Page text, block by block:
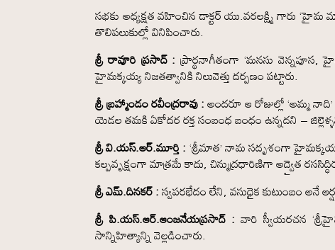
సభకు అధ్యక్షత వహించిన డాక్టర్‌ యు.వరలక్ష్మి గారు
తొలిపలుకుల్లో వినిపించారు.
శ్రీ రావూరి ప్రసాద్‌ : ప్రార్థనాగీతంగా ‘మనసు
హైమక్కయ్య నిజతత్వానికి నిలువెత్తు దర్పణం పట్టారు.
శ్రీ బ్రహ్మాండం రవీంద్రరావు :అందరూ ఆ రోజుల్లో ‘అమ్మ
యెడల తమకి ఏకోదర రక్త సంబంధ బంధం ఉన్నదని –
శ్రీ వి.యస్‌.ఆర్‌.మూర్తి :‘శ్రీమాత’ నామ సదృశంగా
కల్పవృక్షంగా మాత్రమే కాదు, చిన్ముద్రధారిణిగా అద్వైత
శ్రీ ఎమ్‌.దినకర్‌ :స్వపరభేదం లేని, వసుధైక కుటుంబం అనే
శ్రీ పి.యస్‌.ఆర్‌.ఆంజనేయప్రసాద్‌ : వారి స్వీయరచన
సాన్నిహిత్యాన్ని వెల్లడించారు.